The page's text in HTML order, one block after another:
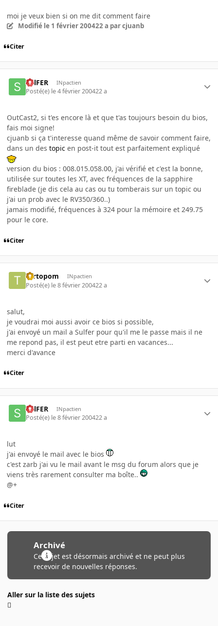
moi je veux bien si on me dit comment faire
Modifié le 1 février 200422 a par cjuanb
Citer
SulFER INpactien
Posté(e) le 4 février 200422 a
OutCast2, si t'es encore là et que t'as toujours besoin du bios,
fais moi signe!
cjuanb si ça t'interesse quand même de savoir comment faire,
dans un des topic en post-it tout est parfaitement expliqué
version du bios : 008.015.058.00, j'ai vérifié et c'est la bonne,
utilisée sur toutes les XT, avec fréquences de la sapphire
fireblade (je dis cela au cas ou tu tomberais sur un topic ou
j'ai un prob avec le RV350/360..)
jamais modifié, fréquences à 324 pour la mémoire et 249.75
pour le core.
Citer
Tartopom INpactien
Posté(e) le 8 février 200422 a
salut,
je voudrai moi aussi avoir ce bios si possible,
j'ai envoyé un mail a Sulfer pour qu'il me le passe mais il ne
me repond pas, il est peut etre parti en vacances...
merci d'avance
Citer
SulFER INpactien
Posté(e) le 8 février 200422 a
lut
j'ai envoyé le mail avec le bios
c'est zarb j'ai vu le mail avant le msg du forum alors que je
viens très rarement consulter ma boîte..
@+
Citer
Archivé
Ce sujet est désormais archivé et ne peut plus
recevoir de nouvelles réponses.
Aller sur la liste des sujets